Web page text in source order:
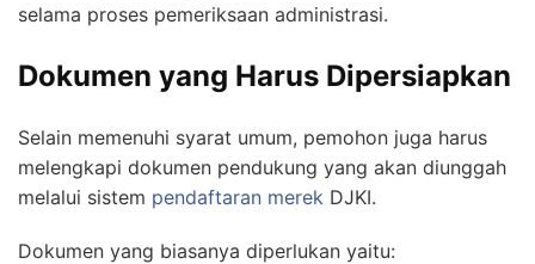
selama proses pemeriksaan administrasi.
Dokumen yang Harus Dipersiapkan
Selain memenuhi syarat umum, pemohon juga harus
melengkapi dokumen pendukung yang akan diunggah
melalui sistem pendaftaran merek DJKI.
Dokumen yang biasanya diperlukan yaitu: